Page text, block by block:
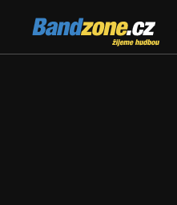
Bandzone.cz
žijeme hudbou